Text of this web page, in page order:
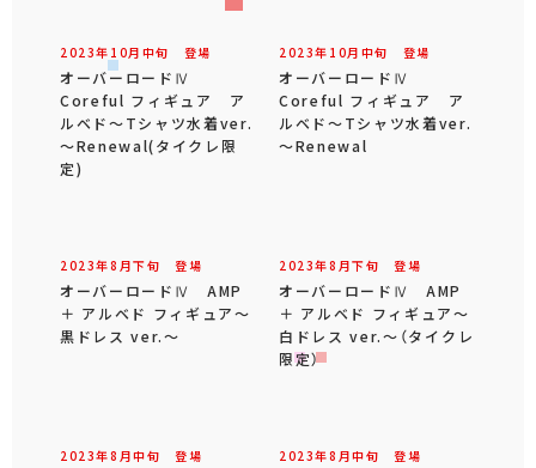
2023年 10月 中旬 登場
オーバーロードⅣ
Coreful フィギュア ア
ルベド～Tシャツ水着ver.
～Renewal(タイクレ限
定)
2023年 10月 中旬 登場
オーバーロードⅣ
Coreful フィギュア ア
ルベド～Tシャツ水着ver.
～Renewal
2023年8 月下旬 登場
オーバーロードⅣ AMP
＋ アルベド フィギュア～
黒ドレス ver.～
2023年8 月下旬 登場
オーバーロードⅣ AMP
＋ アルベド フィギュア～
白ドレス ver.～（タイクレ
限定）
2023年8 月中旬 登場 2023年8 月中旬 登場